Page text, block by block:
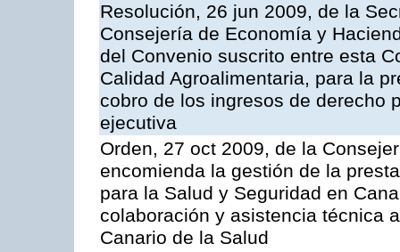
Resolución, 26 jun 2009, de la
Consejería de Economía y
del Convenio suscrito entre esta
Calidad Agroalimentaria, para la
cobro de los ingresos de derecho
ejecutiva
Orden, 27 oct 2009, de la
encomienda la gestión de la
para la Salud y Seguridad en
colaboración y asistencia técnica
Canario de la Salud